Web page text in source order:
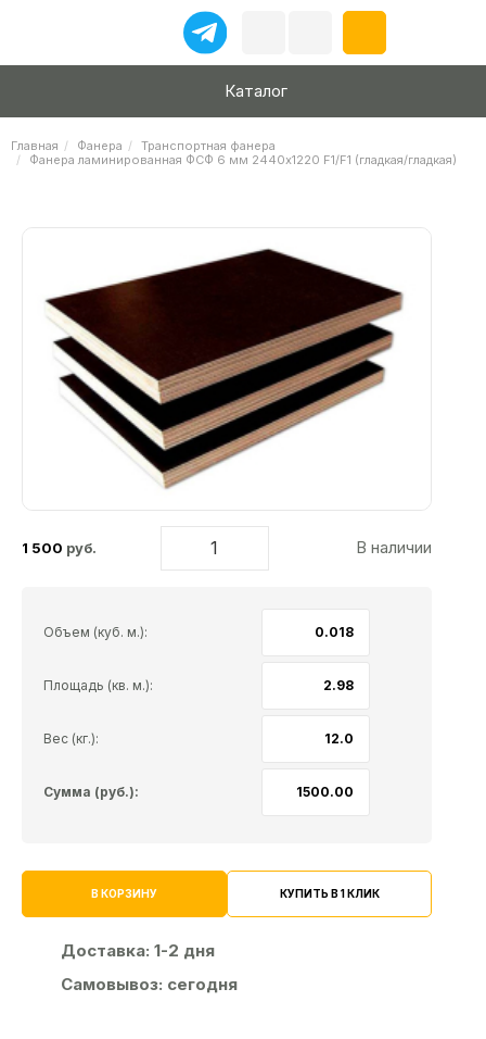
Каталог
Главная Фанера
Транспортная фанера
Фанера ламинированная ФСФ 6 мм 2440х1220 F1/F1 (гладкая/гладкая)
1 500 руб. В наличии
Объем (куб. м.):
Площадь (кв. м.):
Вес (кг.):
Сумма (руб.):
В КОРЗИНУ КУПИТЬ В 1 КЛИК
Доставка: 1-2 дня
Самовывоз: сегодня